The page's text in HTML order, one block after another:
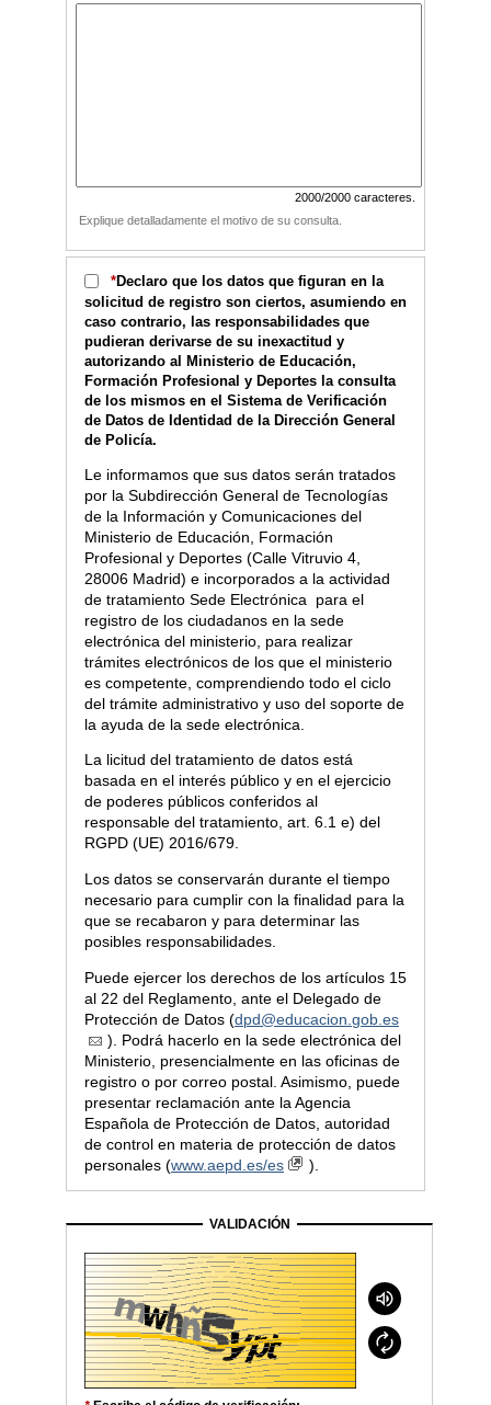
2000/2000 caracteres.
Explique detalladamente el motivo de su consulta.
*Declaro que los datos que figuran en la
solicitud de registro son ciertos, asumiendo en
caso contrario, las responsabilidades que
pudieran derivarse de su inexactitud y
autorizando al Ministerio de Educación,
Formación Profesional y Deportes la consulta
de los mismos en el Sistema de Verificación
de Datos de Identidad de la Dirección General
de Policía.
Le informamos que sus datos serán tratados
por la Subdirección General de Tecnologías
de la Información y Comunicaciones del
Ministerio de Educación, Formación
Profesional y Deportes (Calle Vitruvio 4,
28006 Madrid) e incorporados a la actividad
de tratamiento Sede Electrónica para el
registro de los ciudadanos en la sede
electrónica del ministerio, para realizar
trámites electrónicos de los que el ministerio
es competente, comprendiendo todo el ciclo
del trámite administrativo y uso del soporte de
la ayuda de la sede electrónica.
La licitud del tratamiento de datos está
basada en el interés público y en el ejercicio
de poderes públicos conferidos al
responsable del tratamiento, art. 6.1 e) del
RGPD (UE) 2016/679.
Los datos se conservarán durante el tiempo
necesario para cumplir con la finalidad para la
que se recabaron y para determinar las
posibles responsabilidades.
Puede ejercer los derechos de los artículos 15
al 22 del Reglamento, ante el Delegado de
Protección de Datos (dpd@educacion.gob.es
). Podrá hacerlo en la sede electrónica del
Ministerio, presencialmente en las oficinas de
registro o por correo postal. Asimismo, puede
presentar reclamación ante la Agencia
Española de Protección de Datos, autoridad
de control en materia de protección de datos
personales (www.aepd.es/es ).
VALIDACIÓN